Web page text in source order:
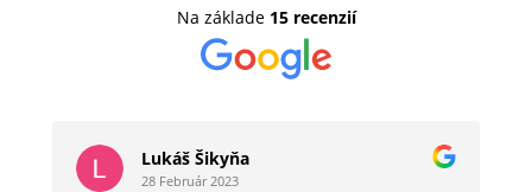
Na základe 15 recenzií
Lukáš Šikyňa
28 Február 2023